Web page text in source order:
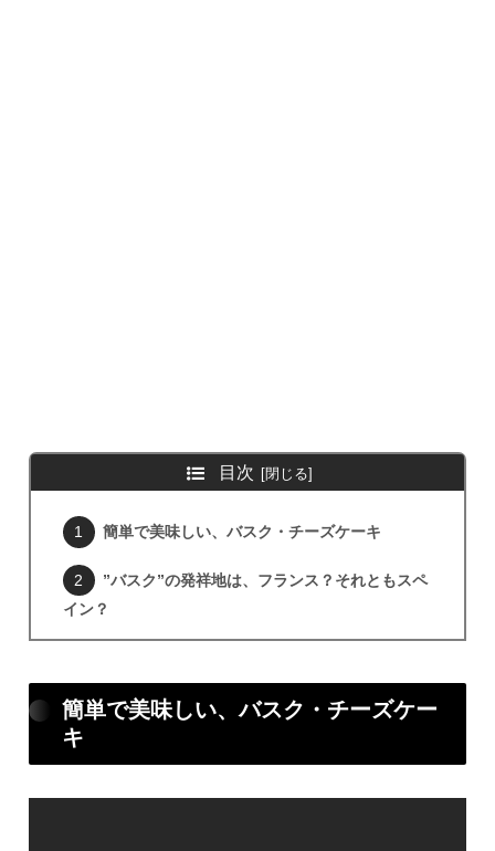
目次
簡単で美味しい、バスク・チーズケーキ
”バスク”の発祥地は、フランス？それともスペ
イン？
簡単で美味しい、バスク・チーズケー
キ